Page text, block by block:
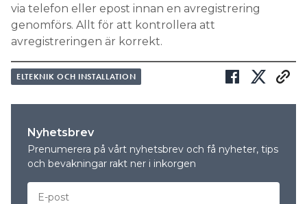
via telefon eller epost innan en avregistrering
genomförs. Allt för att kontrollera att
avregistreringen är korrekt.
ELTEKNIK OCH INSTALLATION
Nyhetsbrev
Prenumerera på vårt nyhetsbrev och få nyheter, tips
och bevakningar rakt ner i inkorgen